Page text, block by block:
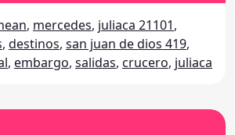
, mercedes, juliaca 21101,
, destinos, san juan de dios 419,
, embargo, salidas, crucero, juliaca